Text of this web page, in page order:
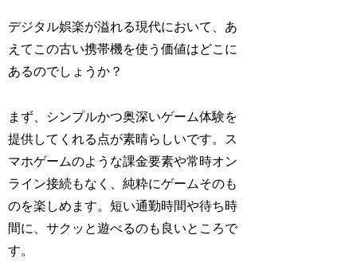
デジタル娯楽が溢れる現代において、あ
えてこの古い携帯機を使う価値はどこに
あるのでしょうか？
まず、シンプルかつ奥深いゲーム体験を
提供してくれる点が素晴らしいです。ス
マホゲームのような課金要素や常時オン
ライン接続もなく、純粋にゲームそのも
のを楽しめます。短い通勤時間や待ち時
間に、サクッと遊べるのも良いところで
す。